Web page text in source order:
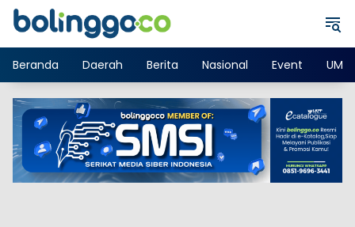
Langsung
Beranda
Daerah Berita Nasional Event